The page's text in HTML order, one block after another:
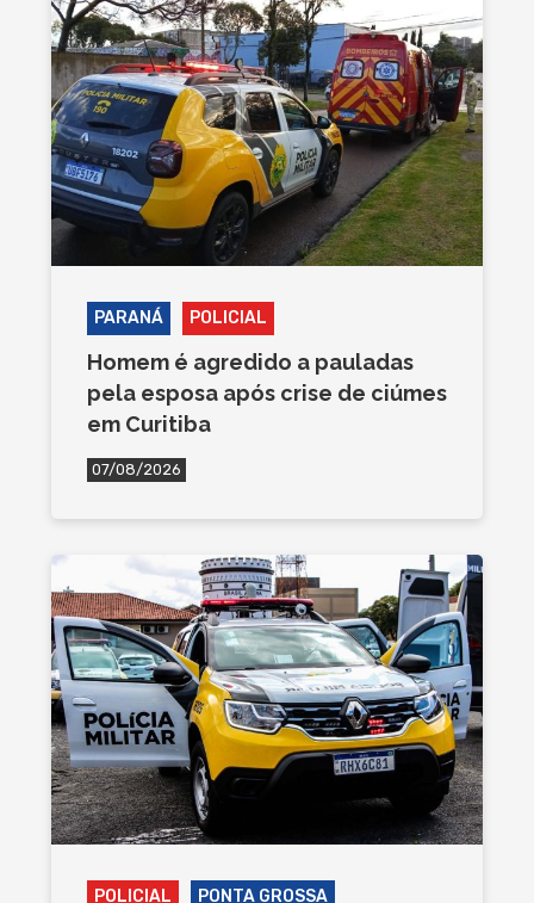
PARANÁ POLICIAL
Homem é agredido a pauladas
pela esposa após crise de ciúmes
em Curitiba
07/08/2026
POLICIAL PONTA GROSSA